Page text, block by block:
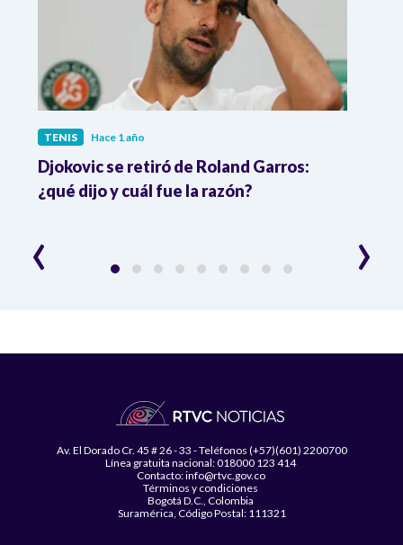
TENIS Hace 1 año
Djokovic se retiró de Roland Garros:
¿qué dijo y cuál fue la razón?
‹ ›
Av. El Dorado Cr. 45 # 26 - 33 - Teléfonos (+57)(601) 2200700
Línea gratuita nacional: 018000 123 414
Contacto: info@rtvc.gov.co
Términos y condiciones
Bogotá D.C., Colombia
Suramérica, Código Postal: 111321